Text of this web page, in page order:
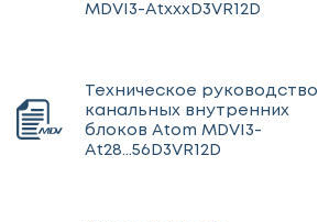
MDVI3-AtxxxD3VR12D
Техническое руководство
канальных внутренних
блоков Atom MDVI3-
At28...56D3VR12D